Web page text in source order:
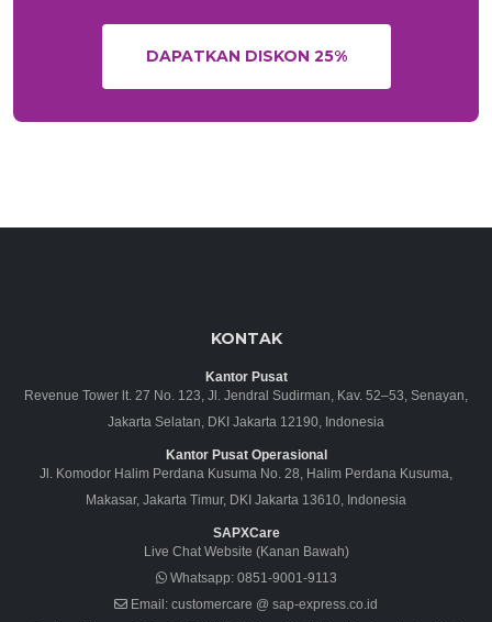
DAPATKAN DISKON 25%
KONTAK
Kantor Pusat
Revenue Tower lt. 27 No. 123, Jl. Jendral Sudirman, Kav. 52–53, Senayan,
Jakarta Selatan, DKI Jakarta 12190, Indonesia
Kantor Pusat Operasional
Jl. Komodor Halim Perdana Kusuma No. 28, Halim Perdana Kusuma,
Makasar, Jakarta Timur, DKI Jakarta 13610, Indonesia
SAPXCare
Live Chat Website (Kanan Bawah)
Whatsapp:0851-9001-9113
Email: customercare @ sap-express.co.id